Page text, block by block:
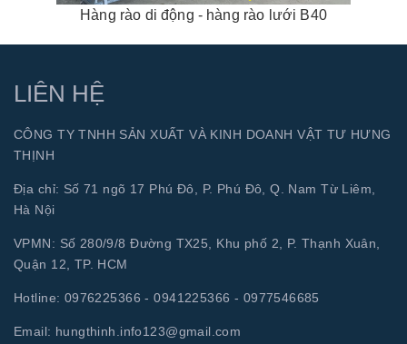
Hàng rào di động - hàng rào lưới B40
LIÊN HỆ
CÔNG TY TNHH SẢN XUẤT VÀ KINH DOANH VẬT TƯ HƯNG
THỊNH
Địa chỉ: Số 71 ngõ 17 Phú Đô, P. Phú Đô, Q. Nam Từ Liêm,
Hà Nội
VPMN: Số 280/9/8 Đường TX25, Khu phố 2, P. Thạnh Xuân,
Quận 12, TP. HCM
Hotline: 0976225366 - 0941225366 - 0977546685
Email: hungthinh.info123@gmail.com